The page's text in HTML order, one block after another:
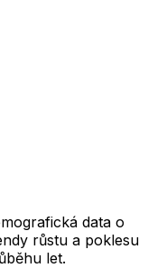
data o
růstu a poklesu
let.